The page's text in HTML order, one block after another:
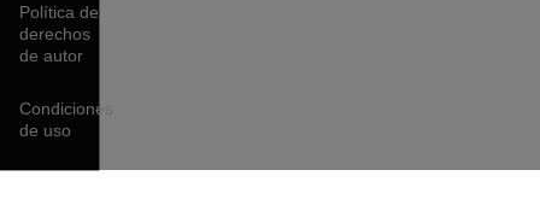
Política de
derechos
de autor
Condiciones
de uso